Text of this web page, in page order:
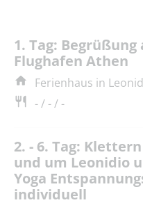
1. Tag: Begrüßung
Flughafen Athen
Ferienhaus in
- / - / -
2. - 6. Tag:
und um Leonidio
Yoga
individuell